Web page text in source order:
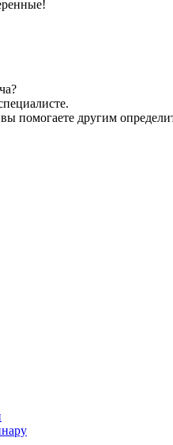
помогаете другим